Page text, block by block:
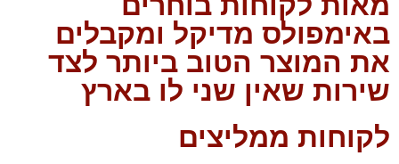
באימפולס מדיקל ומקבלים
את המוצר הטוב ביותר לצד
שירות שאין שני לו בארץ
לקוחות ממליצים